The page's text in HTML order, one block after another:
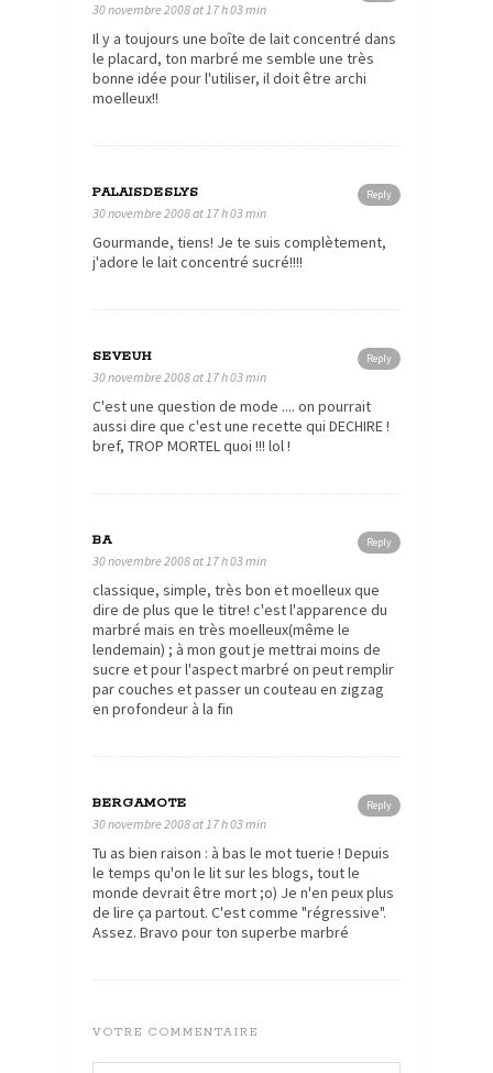
30 novembre 2008 at 17 h 03 min
Il y a toujours une boîte de lait concentré dans
le placard, ton marbré me semble une très
bonne idée pour l'utiliser, il doit être archi
moelleux!!
Reply
PALAISDESLYS
30 novembre 2008 at 17 h 03 min
Gourmande, tiens! Je te suis complètement,
j'adore le lait concentré sucré!!!!
Reply
SEVEUH
30 novembre 2008 at 17 h 03 min
C'est une question de mode .... on pourrait
aussi dire que c'est une recette qui DECHIRE !
bref, TROP MORTEL quoi !!! lol !
Reply
BA
30 novembre 2008 at 17 h 03 min
classique, simple, très bon et moelleux que
dire de plus que le titre! c'est l'apparence du
marbré mais en très moelleux(même le
lendemain) ; à mon gout je mettrai moins de
sucre et pour l'aspect marbré on peut remplir
par couches et passer un couteau en zigzag
en profondeur à la fin
Reply
BERGAMOTE
30 novembre 2008 at 17 h 03 min
Tu as bien raison : à bas le mot tuerie ! Depuis
le temps qu'on le lit sur les blogs, tout le
monde devrait être mort ;o) Je n'en peux plus
de lire ça partout. C'est comme "régressive".
Assez. Bravo pour ton superbe marbré
VOTRE COMMENTAIRE